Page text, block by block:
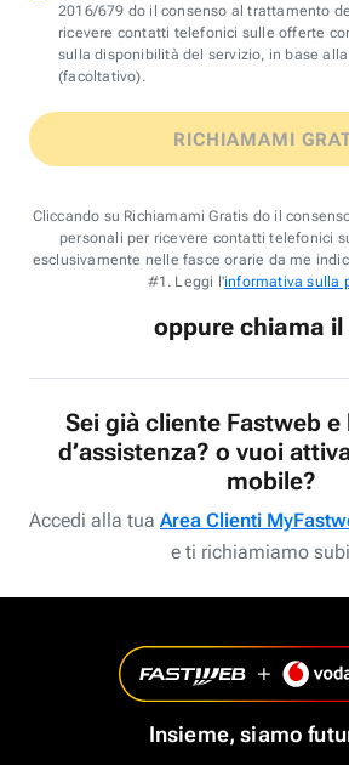
2016/679 do il consenso al trattamento
ricevere contatti telefonici sulle offerte
sulla disponibilità del servizio, in base
(facoltativo).
RICHIAMAMI
Cliccando su Richiamami Gratis do il
personali per ricevere contatti telefonici
esclusivamente nelle fasce orarie da me
#1. Leggi l'informativa sulla
oppure chiama il
Sei già cliente Fastweb
d’assistenza? o vuoi
mobile?
Accedi alla tua Area Clienti
e ti richiamiamo
Insieme, siamo